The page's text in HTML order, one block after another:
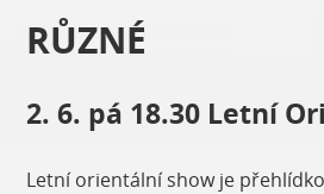
RŮZNÉ
2. 6. pá 18.30 Letní
Letní orientální show je